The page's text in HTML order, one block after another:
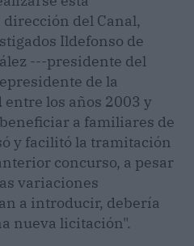
del Canal,
Ildefonso de
---presidente del
de la
los años 2003 y
a familiares de
y facilitó la tramitación
concurso, a pesar
variaciones
a introducir, debería
nueva licitación".